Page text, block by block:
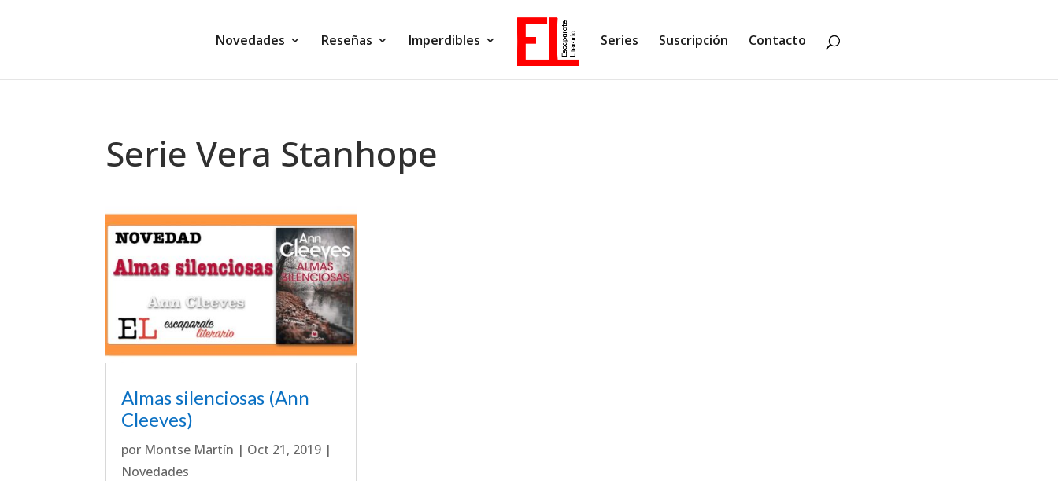
Novedades Reseñas Imperdibles Series Suscripción Contacto
Serie Vera Stanhope
Almas silenciosas (Ann
Cleeves)
por Montse Martín | Oct 21, 2019 |
Novedades